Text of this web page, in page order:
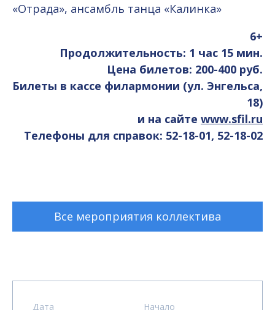
«Отрада», ансамбль танца «Калинка»
6+
Продолжительность: 1 час 15 мин.
Цена билетов: 200-400 руб.
Билеты в кассе филармонии (ул. Энгельса,
18)
и на сайте www.sfil.ru
Телефоны для справок: 52-18-01, 52-18-02
Все мероприятия коллектива
Дата Начало